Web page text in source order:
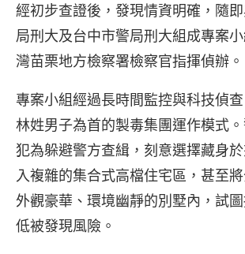
經初步查證後，發現情資明確，隨
局刑大及台中市警局刑大組成專案
灣苗栗地方檢察署檢察官指揮偵辦。
專案小組經過長時間監控與科技偵
林姓男子為首的製毒集團運作模式
犯為躲避警方查緝，刻意選擇藏身
入複雜的集合式高檔住宅區，甚至
外觀豪華、環境幽靜的別墅內，試
低被發現風險。